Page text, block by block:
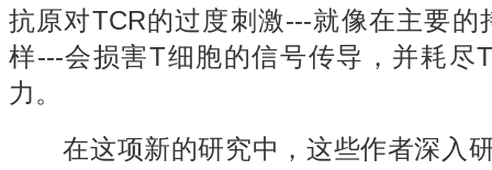
抗原对TCR的过度刺激---就像在主要的
样---会损害T细胞的信号传导，并耗尽
力。
在这项新的研究中，这些作者深入